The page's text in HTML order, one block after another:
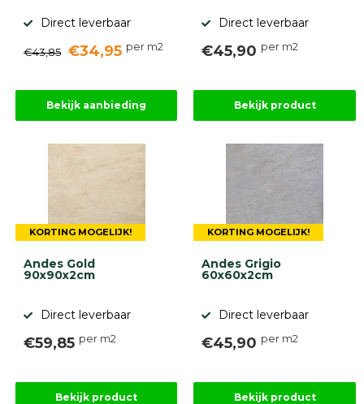
Stapelblokken
Halfverharding
Overig
Aanbiedingen
(informatie)
Direct leverbaar
€43,85 €34,95 per m2
Bekijk aanbieding
Direct leverbaar
€45,90 per m2
Bekijk product
KORTING MOGELIJK!
Andes Gold
90x90x2cm
Direct leverbaar
€59,85 per m2
Bekijk product
KORTING MOGELIJK!
Andes Grigio
60x60x2cm
Direct leverbaar
€45,90 per m2
Bekijk product